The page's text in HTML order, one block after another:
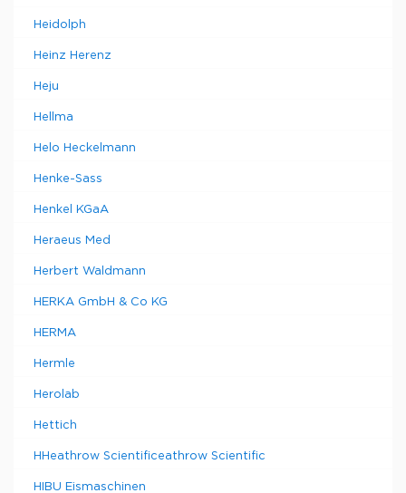
Heidolph
Heinz Herenz
Heju
Hellma
Helo Heckelmann
Henke-Sass
Henkel KGaA
Heraeus Med
Herbert Waldmann
HERKA GmbH & Co KG
HERMA
Hermle
Herolab
Hettich
HHeathrow Scientificeathrow Scientific
HIBU Eismaschinen